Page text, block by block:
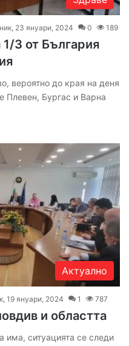
23 януари, 2024 0 189
3 от България
вероятно до края на деня
Плевен, Бургас и Варна
Актуално
19 януари, 2024 1 787
и областта
има, ситуацията се следи